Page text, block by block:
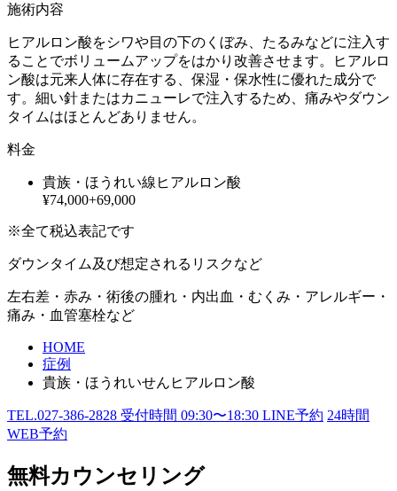
施術内容
ヒアルロン酸をシワや目の下のくぼみ、たるみなどに注入す
ることでボリュームアップをはかり改善させます。ヒアルロ
ン酸は元来人体に存在する、保湿・保水性に優れた成分で
す。細い針またはカニューレで注入するため、痛みやダウン
タイムはほとんどありません。
料金
貴族・ほうれい線ヒアルロン酸
¥74,000+69,000
※全て税込表記です
ダウンタイム及び想定されるリスクなど
左右差・赤み・術後の腫れ・内出血・むくみ・アレルギー・
痛み・血管塞栓など
HOME
症例
貴族・ほうれいせんヒアルロン酸
TEL.027-386-2828 受付時間 09:30〜18:30 LINE予約 24時間
WEB予約
無料カウンセリング